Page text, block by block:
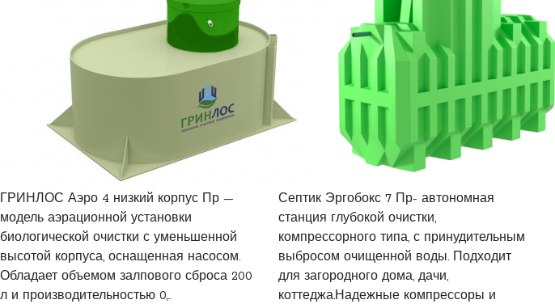
ГРИНЛОС Аэро 4 низкий корпус Пр —
модель аэрационной установки
биологической очистки с уменьшенной
высотой корпуса, оснащенная насосом.
Обладает объемом залпового сброса 200
л и производительностью 0,..
Септик Эргобокс 7 Пр- автономная
станция глубокой очистки,
компрессорного типа, с принудительным
выбросом очищенной воды. Подходит
для загородного дома, дачи,
коттеджа.Надежные компрессоры и